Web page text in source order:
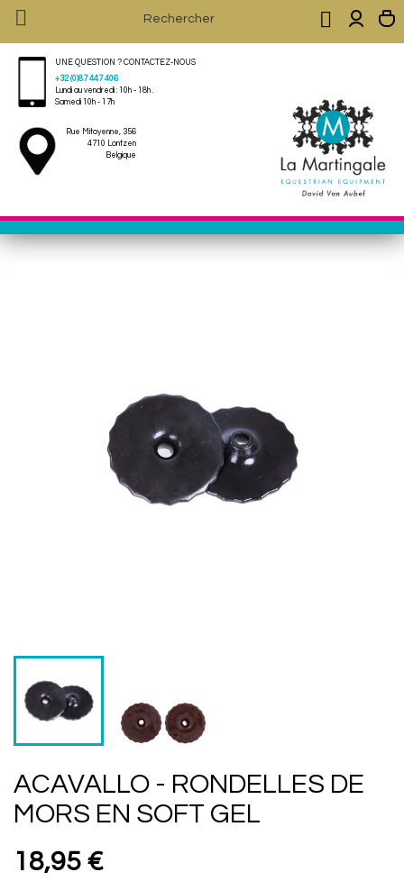
 
UNE QUESTION ? CONTACTEZ-NOUS
+32 (0)87 447 406
Lundi au vendredi : 10h - 18h .
Samedi 10h - 17h
Rue Mitoyenne, 356
4710 Lontzen
Belgique
ACAVALLO - RONDELLES DE
MORS EN SOFT GEL
18,95 €